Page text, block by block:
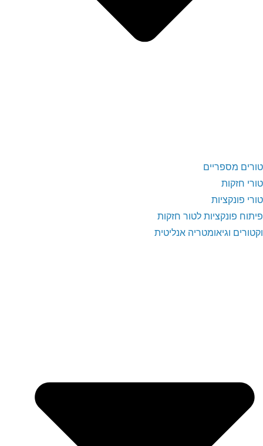
טורים מספריים
טורי חזקות
טורי פונקציות
פיתוח פונקציות לטור חזקות
וקטורים וגיאומטריה אנליטית